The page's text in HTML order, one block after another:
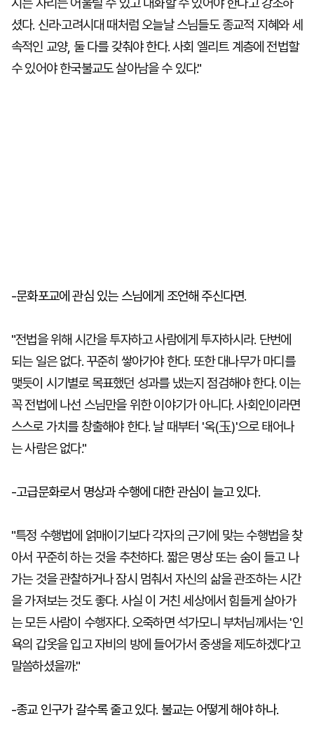
셨다. 신라·고려시대 때처럼 오늘날 스님들도 종교적 지혜와 세
속적인 교양, 둘 다를 갖춰야 한다. 사회 엘리트 계층에 전법할
수 있어야 한국불교도 살아남을 수 있다."
-문화포교에 관심 있는 스님에게 조언해 주신다면.
"전법을 위해 시간을 투자하고 사람에게 투자하시라. 단번에
되는 일은 없다. 꾸준히 쌓아가야 한다. 또한 대나무가 마디를
맺듯이 시기별로 목표했던 성과를 냈는지 점검해야 한다. 이는
꼭 전법에 나선 스님만을 위한 이야기가 아니다. 사회인이라면
스스로 가치를 창출해야 한다. 날 때부터 '옥(玉)'으로 태어나
는 사람은 없다."
-고급문화로서 명상과 수행에 대한 관심이 늘고 있다.
"특정 수행법에 얽매이기보다 각자의 근기에 맞는 수행법을 찾
아서 꾸준히 하는 것을 추천하다. 짧은 명상 또는 숨이 들고 나
가는 것을 관찰하거나 잠시 멈춰서 자신의 삶을 관조하는 시간
을 가져보는 것도 좋다. 사실 이 거친 세상에서 힘들게 살아가
는 모든 사람이 수행자다. 오죽하면 석가모니 부처님께서는 '인
욕의 갑옷을 입고 자비의 방에 들어가서 중생을 제도하겠다'고
말씀하셨을까."
-종교 인구가 갈수록 줄고 있다. 불교는 어떻게 해야 하나.